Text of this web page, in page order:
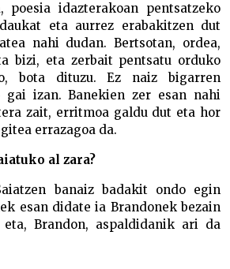
poesia idazterakoan pentsatzeko
eta aurrez erabakitzen dut
nahi dudan. Bertsotan, ordea,
bizi, eta zerbait pentsatu orduko
bota dituzu. Ez naiz bigarren
gai izan. Banekien zer esan nahi
zait, erritmoa galdu dut eta hor
errazagoa da.
al zara?
banaiz badakit ondo egin
esan didate ia Brandonek bezain
Brandon, aspaldidanik ari da